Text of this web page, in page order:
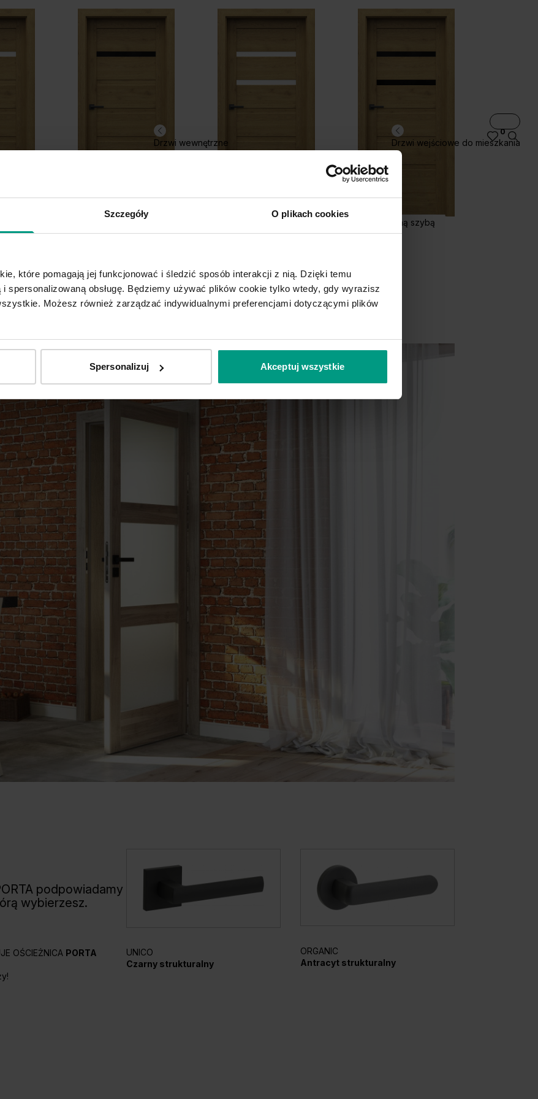
Szczegóły O plikach cookies
które pomagają jej funkcjonować i śledzić sposób interakcji z nią. Dzięki temu
spersonalizowaną obsługę. Będziemy używać plików cookie tylko wtedy, gdy wyrazisz
Możesz również zarządzać indywidualnymi preferencjami dotyczącymi plików
Spersonalizuj Akceptuj wszystkie
Drzwi wewnętrzne Drzwi wejściowe do mieszkania
0
H.1 z czarną szybą H.2 z czarną szybą
podpowiadamy
wybierzesz.
OŚCIEŻNICA PORTA
UNICO
Czarny strukturalny
ORGANIC
Antracyt strukturalny